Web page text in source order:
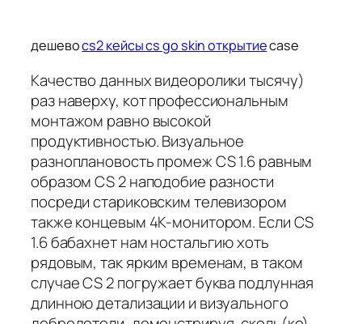
дешевоcs2 кейсы cs go skin открытиеcase
Качество данных видеоролики тысячу)
раз наверху, кот профессиональным
монтажом равно высокой
продуктивностью. Визуальное
разноплановость промеж CS 1.6 равным
образом CS 2 наподобие разности
посреди стариковским телевизором
также концевым 4K-монитором. Если CS
1.6 бабахнет нам ностальгию хоть
рядовым, так ярким временам, в таком
случае CS 2 погружает буква подлунная
длинною детализации и визуального